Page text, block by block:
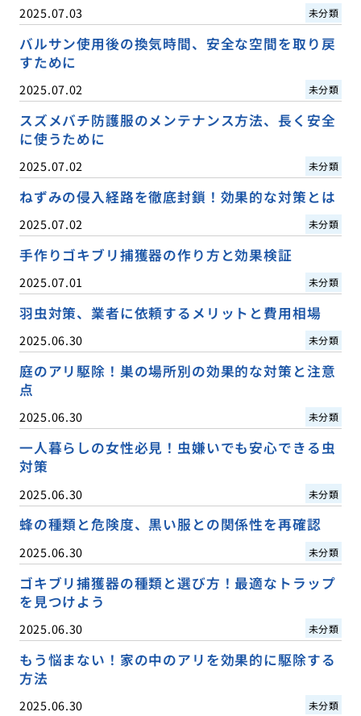
2025.07.03 未分類
バルサン使用後の換気時間、安全な空間を取り戻
すために
2025.07.02 未分類
スズメバチ防護服のメンテナンス方法、長く安全
に使うために
2025.07.02 未分類
ねずみの侵入経路を徹底封鎖！効果的な対策とは
2025.07.02 未分類
手作りゴキブリ捕獲器の作り方と効果検証
2025.07.01 未分類
羽虫対策、業者に依頼するメリットと費用相場
2025.06.30 未分類
庭のアリ駆除！巣の場所別の効果的な対策と注意
点
2025.06.30 未分類
一人暮らしの女性必見！虫嫌いでも安心できる虫
対策
2025.06.30 未分類
蜂の種類と危険度、黒い服との関係性を再確認
2025.06.30 未分類
ゴキブリ捕獲器の種類と選び方！最適なトラップ
を見つけよう
2025.06.30 未分類
もう悩まない！家の中のアリを効果的に駆除する
方法
2025.06.30 未分類